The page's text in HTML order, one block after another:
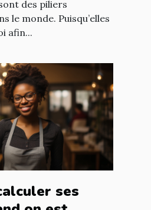
des piliers
le monde. Puisqu’elles
afin...
ses